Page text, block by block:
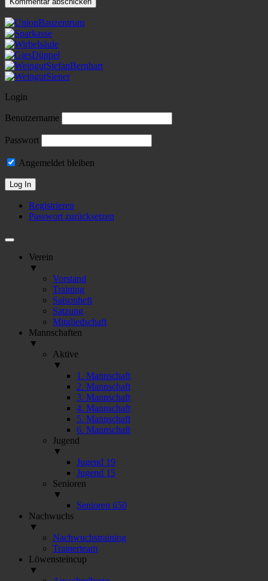
Login
Benutzername
Passwort
Angemeldet bleiben
Registrieren
Passwort zurücksetzen
Verein
▼
Vorstand
Training
Saisonheft
Satzung
Mitgliedschaft
Mannschaften
▼
Aktive
▼
1. Mannschaft
2. Mannschaft
3. Mannschaft
4. Mannschaft
5. Mannschaft
6. Mannschaft
Jugend
▼
Jugend 19
Jugend 15
Senioren
▼
Senioren ü50
Nachwuchs
▼
Nachwuchstraining
Trainerteam
Löwensteincup
▼